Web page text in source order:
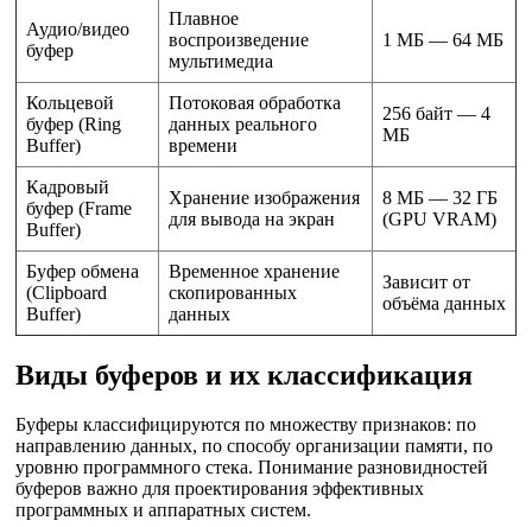
Аудио/видео
буфер
Плавное
воспроизведение
мультимедиа
1 МБ — 64 МБ
Кольцевой
буфер (Ring
Buffer)
Потоковая обработка
данных реального
времени
256 байт — 4
МБ
Кадровый
буфер (Frame
Buffer)
Хранение изображения
для вывода на экран
8 МБ — 32 ГБ
(GPU VRAM)
Буфер обмена
(Clipboard
Buffer)
Временное хранение
скопированных
данных
Зависит от
объёма данных
Виды буферов и их классификация
Буферы классифицируются по множеству признаков: по
направлению данных, по способу организации памяти, по
уровню программного стека. Понимание разновидностей
буферов важно для проектирования эффективных
программных и аппаратных систем.